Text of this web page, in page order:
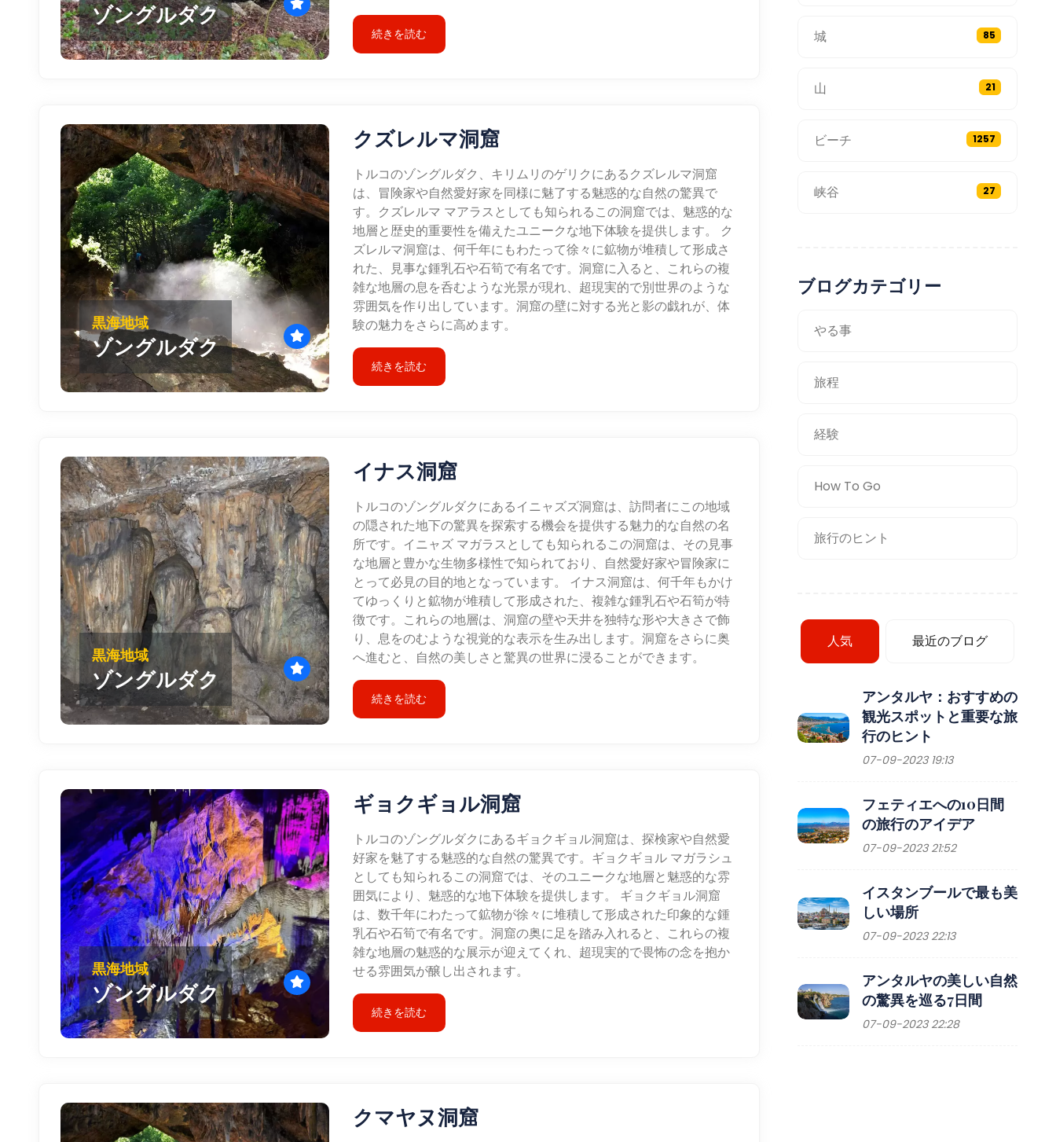
ゾングルダク
続きを読む
黒海地域
ゾングルダク
クズレルマ洞窟
トルコのゾングルダク、キリムリのゲリクにあるクズレルマ洞窟
は、冒険家や自然愛好家を同様に魅了する魅惑的な自然の驚異で
す。クズレルマ マアラスとしても知られるこの洞窟では、魅惑的な
地層と歴史的重要性を備えたユニークな地下体験を提供します。 ク
ズレルマ洞窟は、何千年にもわたって徐々に鉱物が堆積して形成さ
れた、見事な鍾乳石や石筍で有名です。洞窟に入ると、これらの複
雑な地層の息を呑むような光景が現れ、超現実的で別世界のような
雰囲気を作り出しています。洞窟の壁に対する光と影の戯れが、体
験の魅力をさらに高めます。
続きを読む
黒海地域
ゾングルダク
イナス洞窟
トルコのゾングルダクにあるイニャズズ洞窟は、訪問者にこの地域
の隠された地下の驚異を探索する機会を提供する魅力的な自然の名
所です。イニャズ マガラスとしても知られるこの洞窟は、その見事
な地層と豊かな生物多様性で知られており、自然愛好家や冒険家に
とって必見の目的地となっています。 イナス洞窟は、何千年もかけ
てゆっくりと鉱物が堆積して形成された、複雑な鍾乳石や石筍が特
徴です。これらの地層は、洞窟の壁や天井を独特な形や大きさで飾
り、息をのむような視覚的な表示を生み出します。洞窟をさらに奥
へ進むと、自然の美しさと驚異の世界に浸ることができます。
続きを読む
黒海地域
ゾングルダク
ギョクギョル洞窟
トルコのゾングルダクにあるギョクギョル洞窟は、探検家や自然愛
好家を魅了する魅惑的な自然の驚異です。ギョクギョル マガラシュ
としても知られるこの洞窟では、そのユニークな地層と魅惑的な雰
囲気により、魅惑的な地下体験を提供します。 ギョクギョル洞窟
は、数千年にわたって鉱物が徐々に堆積して形成された印象的な鍾
乳石や石筍で有名です。洞窟の奥に足を踏み入れると、これらの複
雑な地層の魅惑的な展示が迎えてくれ、超現実的で畏怖の念を抱か
せる雰囲気が醸し出されます。
続きを読む
クマヤヌ洞窟
城 85
山 21
ビーチ 1257
峡谷 27
ブログカテゴリー
やる事
旅程
経験
How To Go
旅行のヒント
人気 最近のブログ
アンタルヤ：おすすめの
観光スポットと重要な旅
行のヒント
07-09-2023 19:13
フェティエへの10日間
の旅行のアイデア
07-09-2023 21:52
イスタンブールで最も美
しい場所
07-09-2023 22:13
アンタルヤの美しい自然
の驚異を巡る7日間
07-09-2023 22:28